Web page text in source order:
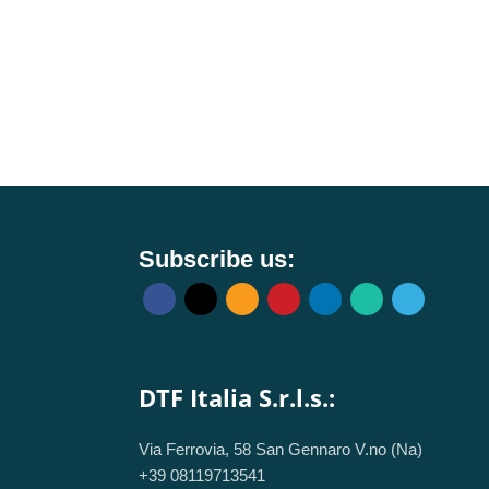
Subscribe us:
DTF Italia S.r.l.s.:
Via Ferrovia, 58 San Gennaro V.no (Na)
+39 08119713541